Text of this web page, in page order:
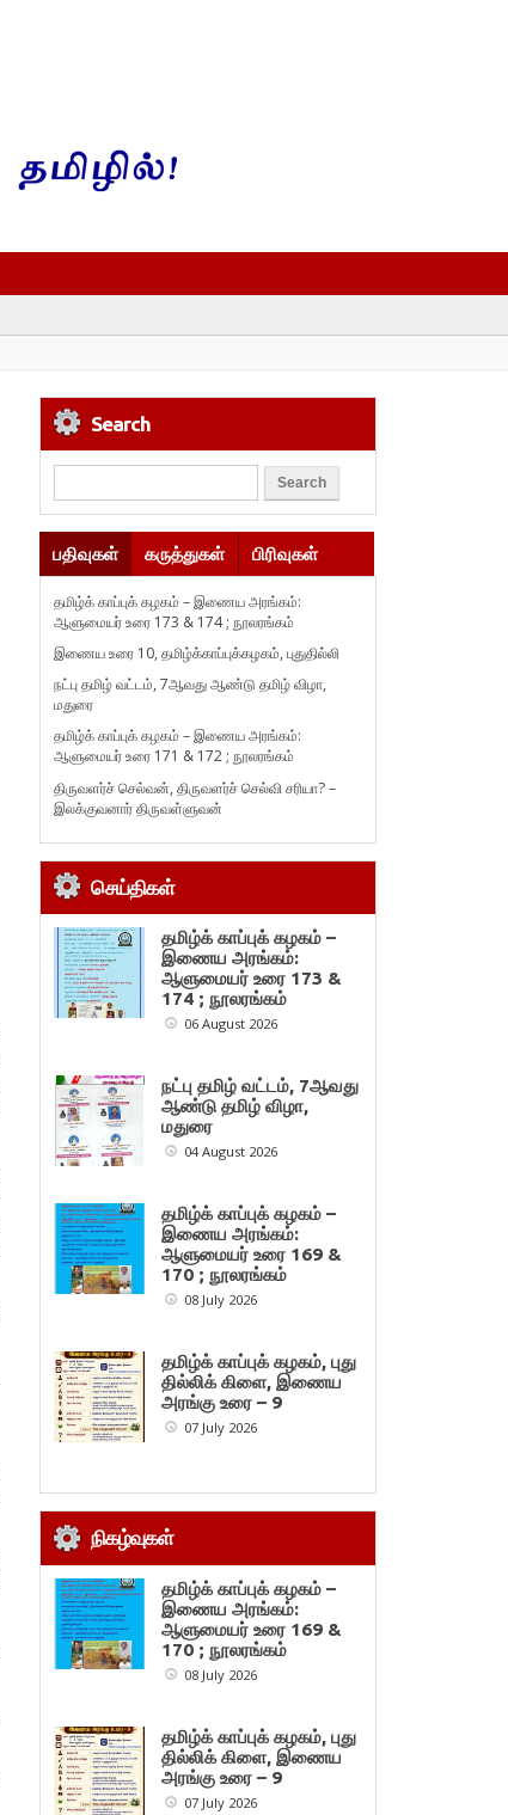
Search
பதிவுகள் கருத்துகள் பிரிவுகள்
தமிழ்க் காப்புக் கழகம் – இணைய அரங்கம்:
ஆளுமையர் உரை 173 & 174 ; நூலரங்கம்
இணைய உரை 10, தமிழ்க்காப்புக்கழகம், புதுதில்லி
நட்பு தமிழ் வட்டம், 7ஆவது ஆண்டு தமிழ் விழா,
மதுரை
தமிழ்க் காப்புக் கழகம் – இணைய அரங்கம்:
ஆளுமையர் உரை 171 & 172 ; நூலரங்கம்
திருவளர்ச் செல்வன், திருவளர்ச் செல்வி சரியா? –
இலக்குவனார் திருவள்ளுவன்
செய்திகள்
தமிழ்க் காப்புக் கழகம் –
இணைய அரங்கம்:
ஆளுமையர் உரை 173 &
174 ; நூலரங்கம்
06 August 2026
நட்பு தமிழ் வட்டம், 7ஆவது
ஆண்டு தமிழ் விழா,
மதுரை
04 August 2026
தமிழ்க் காப்புக் கழகம் –
இணைய அரங்கம்:
ஆளுமையர் உரை 169 &
170 ; நூலரங்கம்
08 July 2026
தமிழ்க் காப்புக் கழகம், புது
தில்லிக் கிளை, இணைய
அரங்கு உரை – 9
07 July 2026
நிகழ்வுகள்
தமிழ்க் காப்புக் கழகம் –
இணைய அரங்கம்:
ஆளுமையர் உரை 169 &
170 ; நூலரங்கம்
08 July 2026
தமிழ்க் காப்புக் கழகம், புது
தில்லிக் கிளை, இணைய
அரங்கு உரை – 9
07 July 2026